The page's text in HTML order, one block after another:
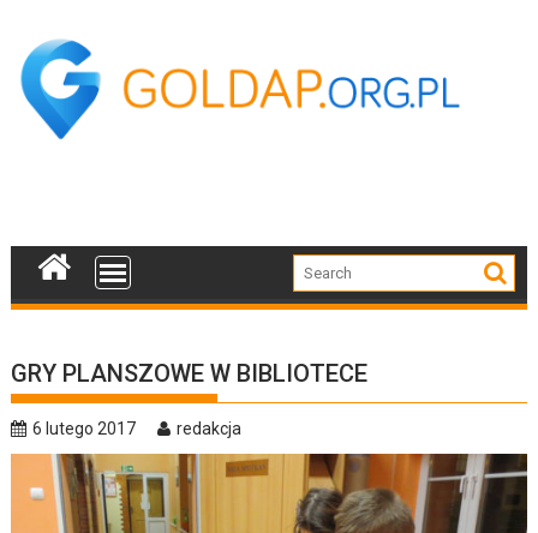
content
GRY PLANSZOWE W BIBLIOTECE
6 lutego 2017 redakcja